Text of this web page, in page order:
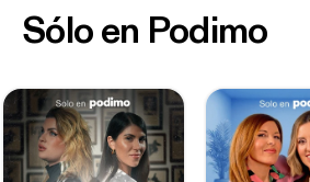
Sólo en Podimo